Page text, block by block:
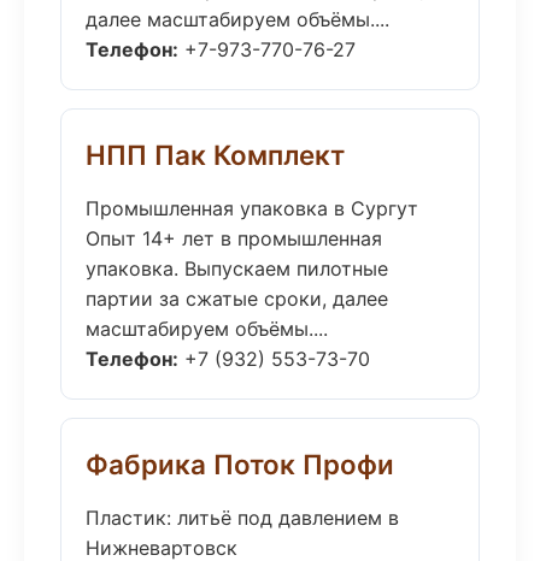
далее масштабируем объёмы....
Телефон: +7-973-770-76-27
НПП Пак Комплект
Промышленная упаковка в Сургут
Опыт 14+ лет в промышленная
упаковка. Выпускаем пилотные
партии за сжатые сроки, далее
масштабируем объёмы....
Телефон: +7 (932) 553-73-70
Фабрика Поток Профи
Пластик: литьё под давлением в
Нижневартовск